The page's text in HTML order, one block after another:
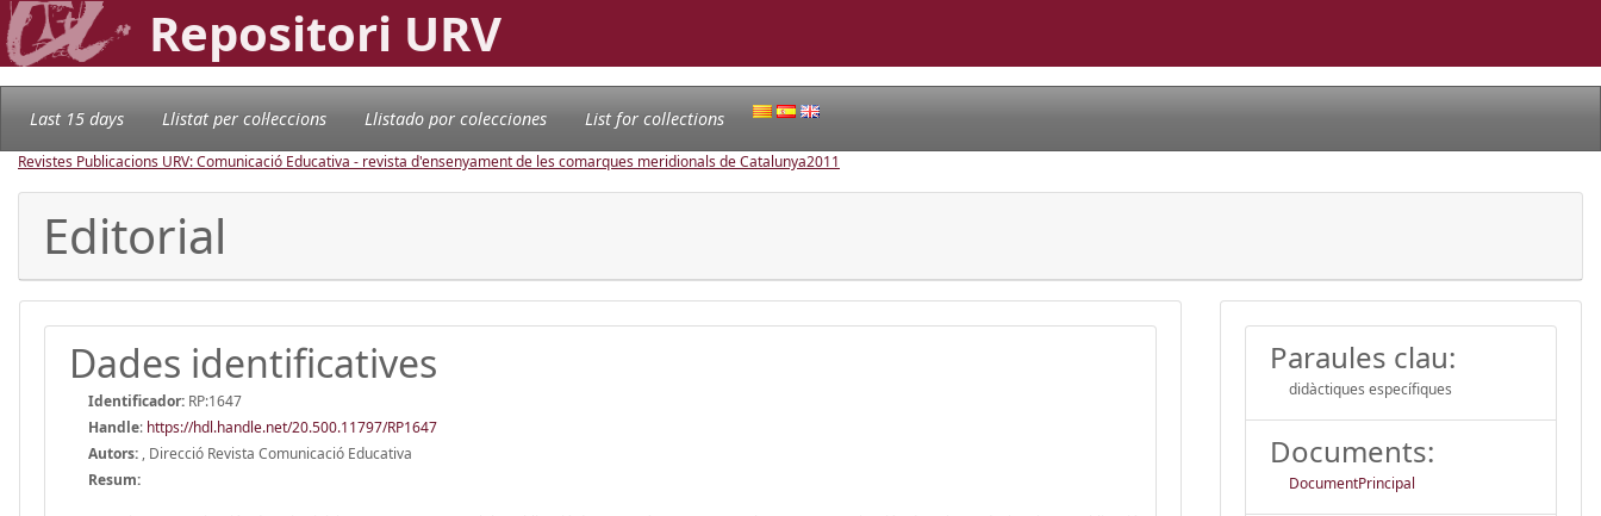
Repositori URV
Last 15 days Llistat per col·leccions Llistado por colecciones List for collections
Revistes Publicacions URV: Comunicació Educativa - revista d'ensenyament de les comarques meridionals de Catalunya2011
Editorial
Dades identificatives
Identificador: RP:1647
Handle: https://hdl.handle.net/20.500.11797/RP1647
Autors: , Direcció Revista Comunicació Educativa
Resum:
Paraules clau:
didàctiques específiques
Documents:
DocumentPrincipal